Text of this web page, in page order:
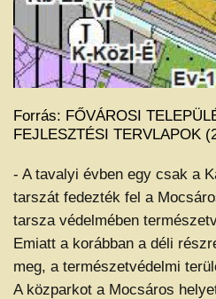
Forrás: FŐVÁROSI
FEJLESZTÉSI TERVLAPOK
- A tavalyi évben egy csak a
tarszát fedezték fel a
tarsza védelmében
Emiatt a korábban a déli
meg, a természetvédelmi
A közparkot a Mocsáros